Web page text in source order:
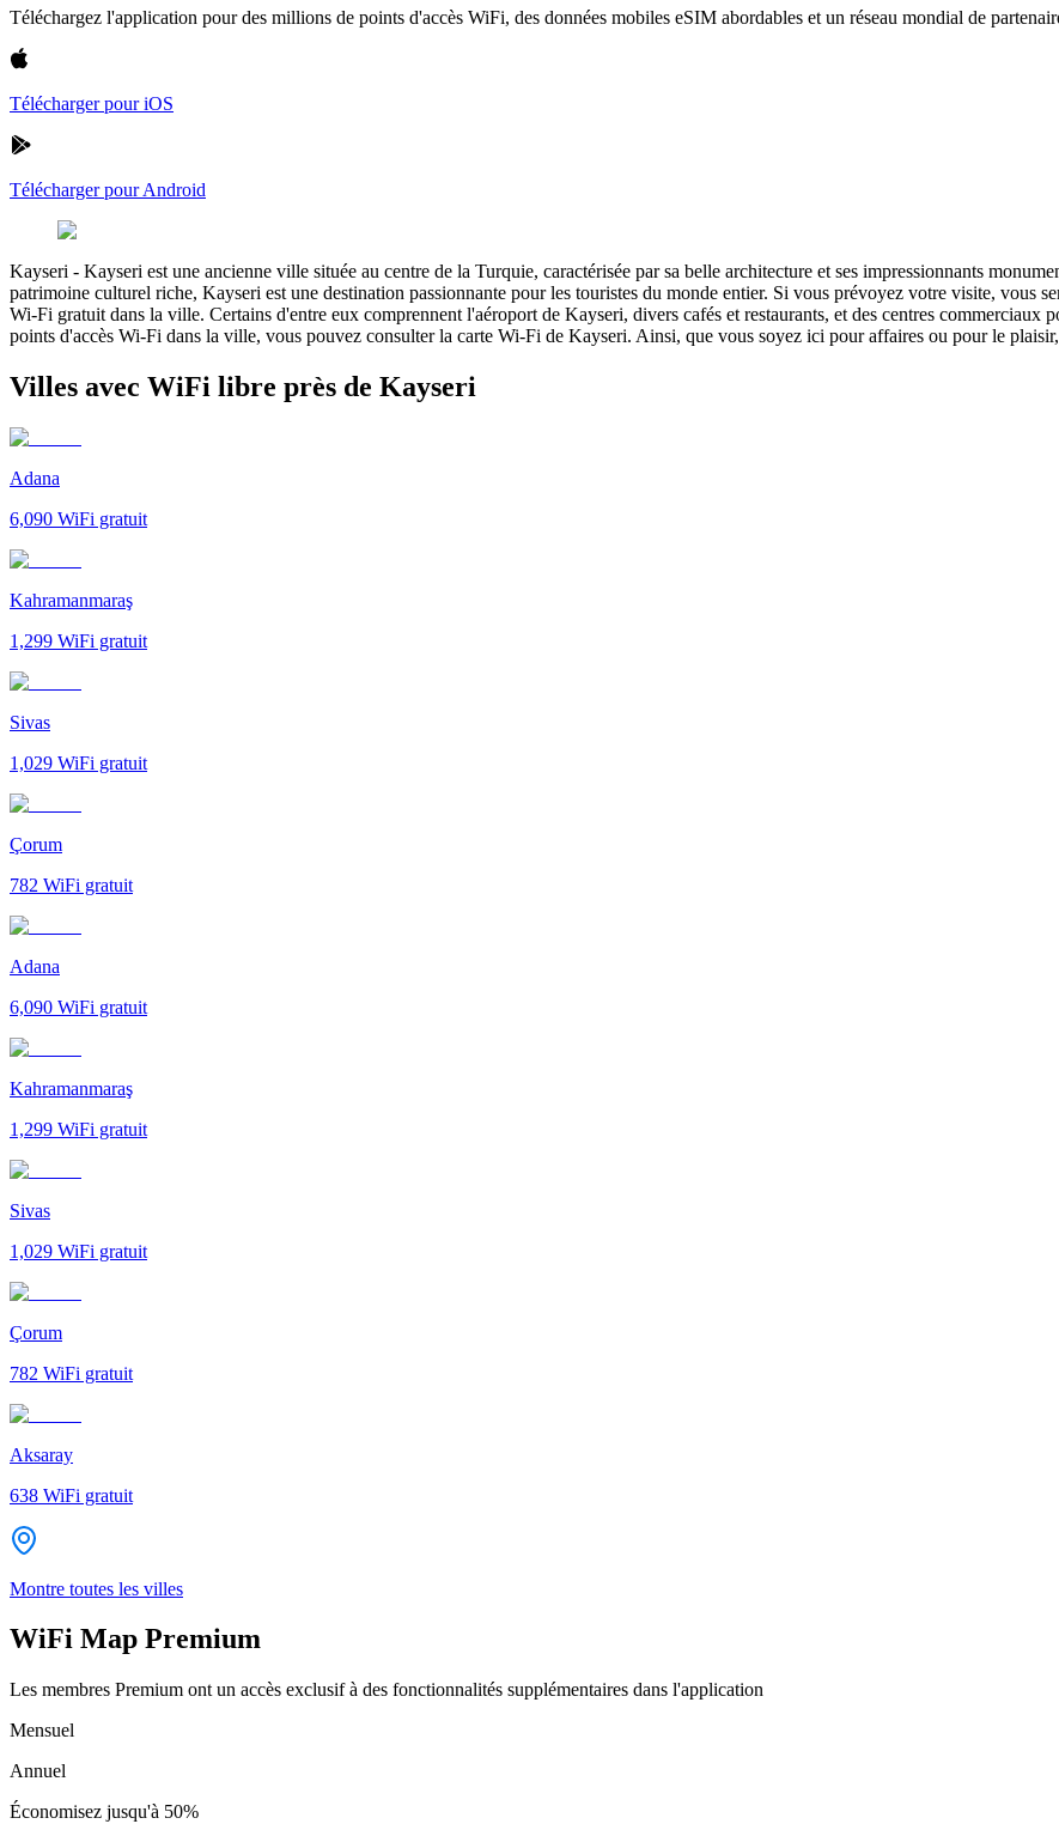
Téléchargez l'application pour des millions de points d'accès WiFi, des données mobiles eSIM abordables et un réseau mondial de
Télécharger pour iOS
Télécharger pour Android
Kayseri - Kayseri est une ancienne ville située au centre de la Turquie, caractérisée par sa belle architecture et ses impressionnants
patrimoine culturel riche, Kayseri est une destination passionnante pour les touristes du monde entier. Si vous prévoyez votre visite, vous
Wi-Fi gratuit dans la ville. Certains d'entre eux comprennent l'aéroport de Kayseri, divers cafés et restaurants, et des centres
points d'accès Wi-Fi dans la ville, vous pouvez consulter la carte Wi-Fi de Kayseri. Ainsi, que vous soyez ici pour affaires ou pour le
Villes avec WiFi libre près de Kayseri
Adana
6,090 WiFi gratuit
Kahramanmaraş
1,299 WiFi gratuit
Sivas
1,029 WiFi gratuit
Çorum
782 WiFi gratuit
Adana
6,090 WiFi gratuit
Kahramanmaraş
1,299 WiFi gratuit
Sivas
1,029 WiFi gratuit
Çorum
782 WiFi gratuit
Aksaray
638 WiFi gratuit
Montre toutes les villes
WiFi Map Premium
Les membres Premium ont un accès exclusif à des fonctionnalités supplémentaires dans l'application
Mensuel
Annuel
Économisez jusqu'à 50%